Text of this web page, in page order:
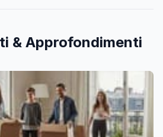
& Approfondimenti